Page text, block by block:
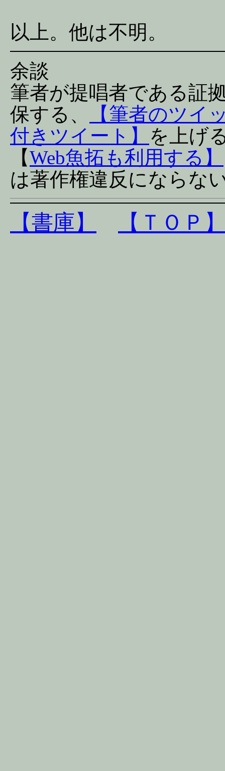
以上。他は不明。
余談
筆者が提唱者である証
保する、
【筆者のツイ
付きツイート】 を上げ
【Web魚拓も利用する】
は著作権違反にならな
【書庫】 【ＴＯＰ